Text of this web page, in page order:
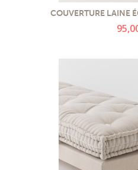
COUVERTURE LAINE